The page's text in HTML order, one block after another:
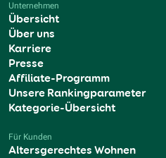
Unternehmen
Übersicht
Über uns
Karriere
Presse
Affiliate-Programm
Unsere Rankingparameter
Kategorie-Übersicht
Für Kunden
Altersgerechtes Wohnen